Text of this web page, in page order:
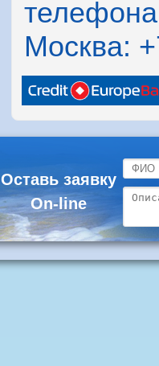
Москва:
Оставь заявку
On-line